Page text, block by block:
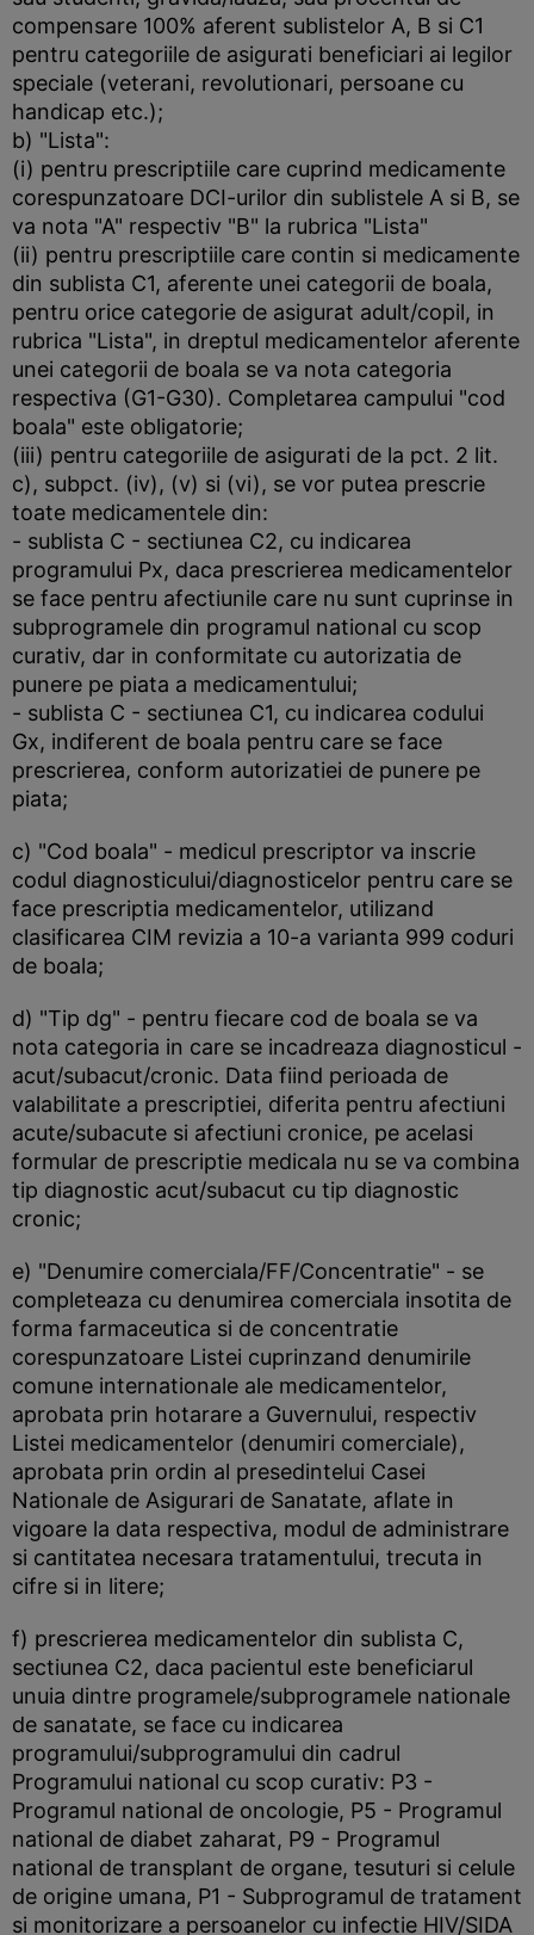
compensare 100% aferent sublistelor A, B si C1
pentru categoriile de asigurati beneficiari ai legilor
speciale (veterani, revolutionari, persoane cu
handicap etc.);
b) "Lista":
(i) pentru prescriptiile care cuprind medicamente
corespunzatoare DCI-urilor din sublistele A si B, se
va nota "A" respectiv "B" la rubrica "Lista"
(ii) pentru prescriptiile care contin si medicamente
din sublista C1, aferente unei categorii de boala,
pentru orice categorie de asigurat adult/copil, in
rubrica "Lista", in dreptul medicamentelor aferente
unei categorii de boala se va nota categoria
respectiva (G1-G30). Completarea campului "cod
boala" este obligatorie;
(iii) pentru categoriile de asigurati de la pct. 2 lit.
c), subpct. (iv), (v) si (vi), se vor putea prescrie
toate medicamentele din:
- sublista C - sectiunea C2, cu indicarea
programului Px, daca prescrierea medicamentelor
se face pentru afectiunile care nu sunt cuprinse in
subprogramele din programul national cu scop
curativ, dar in conformitate cu autorizatia de
punere pe piata a medicamentului;
- sublista C - sectiunea C1, cu indicarea codului
Gx, indiferent de boala pentru care se face
prescrierea, conform autorizatiei de punere pe
piata;
c) "Cod boala" - medicul prescriptor va inscrie
codul diagnosticului/diagnosticelor pentru care se
face prescriptia medicamentelor, utilizand
clasificarea CIM revizia a 10-a varianta 999 coduri
de boala;
d) "Tip dg" - pentru fiecare cod de boala se va
nota categoria in care se incadreaza diagnosticul -
acut/subacut/cronic. Data fiind perioada de
valabilitate a prescriptiei, diferita pentru afectiuni
acute/subacute si afectiuni cronice, pe acelasi
formular de prescriptie medicala nu se va combina
tip diagnostic acut/subacut cu tip diagnostic
cronic;
e) "Denumire comerciala/FF/Concentratie" - se
completeaza cu denumirea comerciala insotita de
forma farmaceutica si de concentratie
corespunzatoare Listei cuprinzand denumirile
comune internationale ale medicamentelor,
aprobata prin hotarare a Guvernului, respectiv
Listei medicamentelor (denumiri comerciale),
aprobata prin ordin al presedintelui Casei
Nationale de Asigurari de Sanatate, aflate in
vigoare la data respectiva, modul de administrare
si cantitatea necesara tratamentului, trecuta in
cifre si in litere;
f) prescrierea medicamentelor din sublista C,
sectiunea C2, daca pacientul este beneficiarul
unuia dintre programele/subprogramele nationale
de sanatate, se face cu indicarea
programului/subprogramului din cadrul
Programului national cu scop curativ: P3 -
Programul national de oncologie, P5 - Programul
national de diabet zaharat, P9 - Programul
national de transplant de organe, tesuturi si celule
de origine umana, P1 - Subprogramul de tratament
si monitorizare a persoanelor cu infectie HIV/SIDA